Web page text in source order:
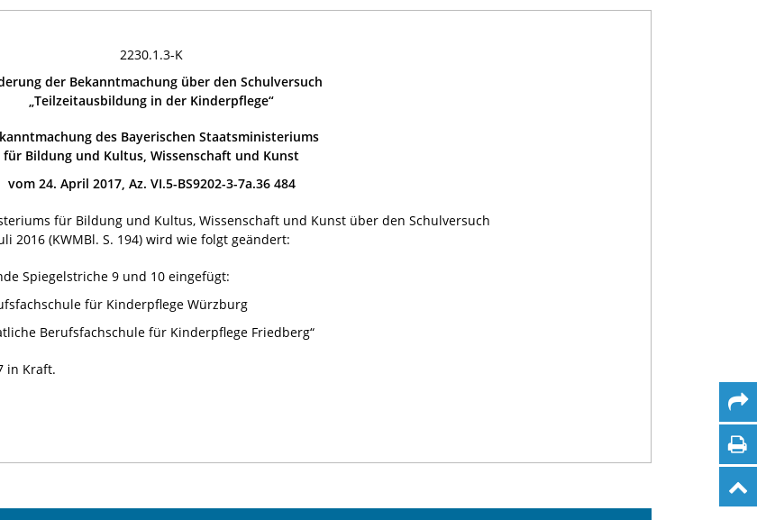
2230.1.3-K
der Bekanntmachung über den Schulversuch
„Teilzeitausbildung in der Kinderpflege“
des Bayerischen Staatsministeriums
für Bildung und Kultus, Wissenschaft und Kunst
vom 24. April 2017, Az. VI.5-BS9202-3-7a.36 484
für Bildung und Kultus, Wissenschaft und Kunst über den Schulversuch
2016 (KWMBl. S. 194) wird wie folgt geändert:
Spiegelstriche 9 und 10 eingefügt:
für Kinderpflege Würzburg
Berufsfachschule für Kinderpflege Friedberg“
in Kraft.